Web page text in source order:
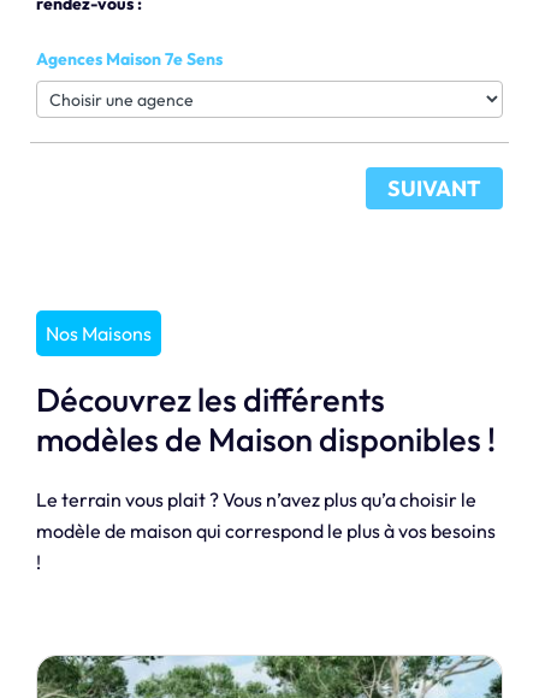
Agences Maison 7e Sens
SUIVANT
Nos Maisons
Découvrez les différents
modèles de Maison disponibles !
Le terrain vous plait ? Vous n’avez plus qu’a choisir le
modèle de maison qui correspond le plus à vos besoins
!